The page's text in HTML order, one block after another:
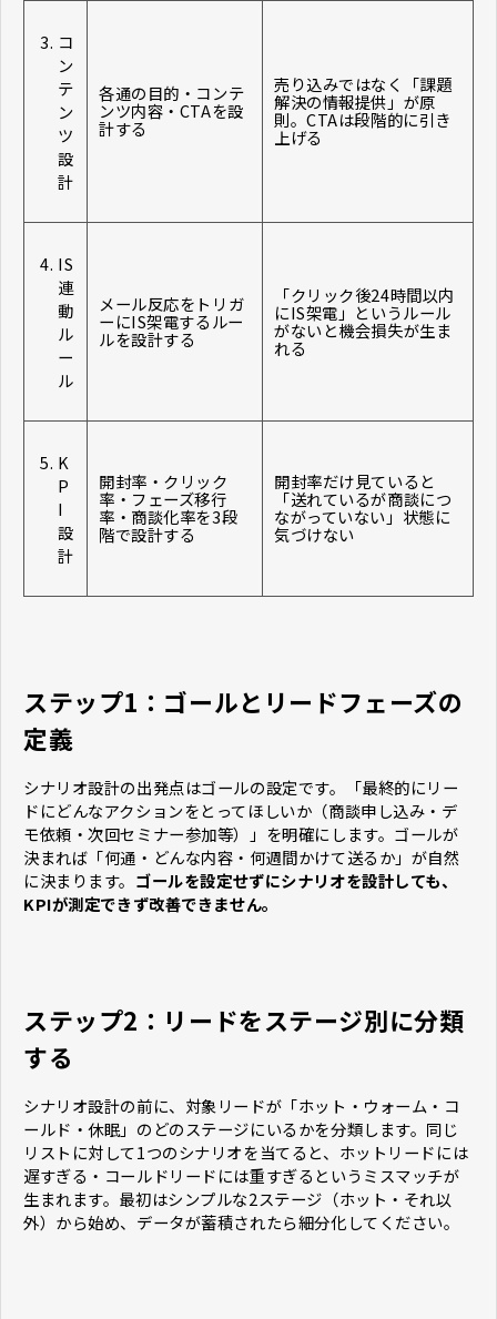
コ
ン
テ
ン
ツ
設
計
各通の目的・コンテ
ンツ内容・CTAを設
計する
売り込みではなく「課題
解決の情報提供」が原
則。CTAは段階的に引き
上げる
IS
連
動
ル
ー
ル
メール反応をトリガ
ーにIS架電するルー
ルを設計する
「クリック後24時間以内
にIS架電」というルール
がないと機会損失が生ま
れる
K
P
I
設
計
開封率・クリック
率・フェーズ移行
率・商談化率を3段
階で設計する
開封率だけ見ていると
「送れているが商談につ
ながっていない」状態に
気づけない
ステップ1：ゴールとリードフェーズの
定義
シナリオ設計の出発点はゴールの設定です。「最終的にリー
ドにどんなアクションをとってほしいか（商談申し込み・デ
モ依頼・次回セミナー参加等）」を明確にします。ゴールが
決まれば「何通・どんな内容・何週間かけて送るか」が自然
に決まります。 ゴールを設定せずにシナリオを設計しても、
KPIが測定できず改善できません。
ステップ2：リードをステージ別に分類
する
シナリオ設計の前に、対象リードが「ホット・ウォーム・コ
ールド・休眠」のどのステージにいるかを分類します。同じ
リストに対して1つのシナリオを当てると、ホットリードには
遅すぎる・コールドリードには重すぎるというミスマッチが
生まれます。最初はシンプルな2ステージ（ホット・それ以
外）から始め、データが蓄積されたら細分化してください。